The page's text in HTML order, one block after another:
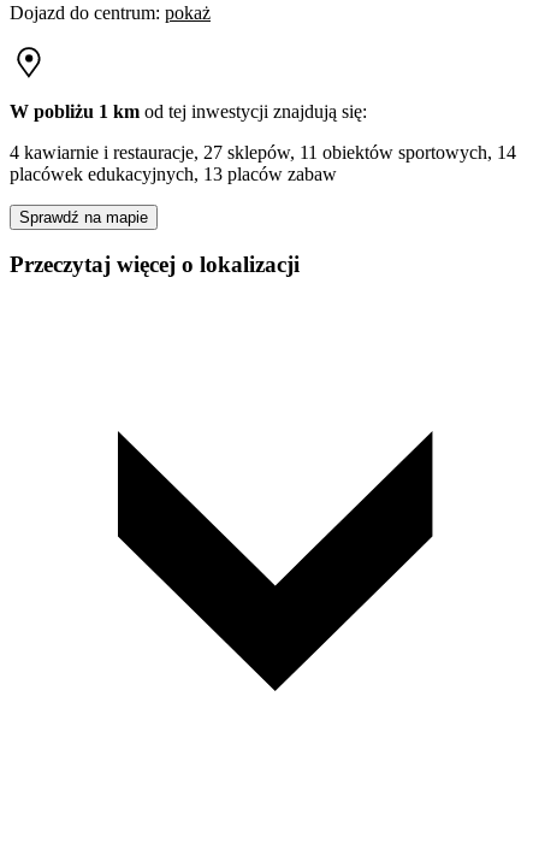
Dojazd do centrum: pokaż
W pobliżu 1 km od tej inwestycji znajdują się:
4 kawiarnie i restauracje, 27 sklepów, 11 obiektów sportowych, 14
placówek edukacyjnych, 13 placów zabaw
Sprawdź na mapie
Przeczytaj więcej o lokalizacji